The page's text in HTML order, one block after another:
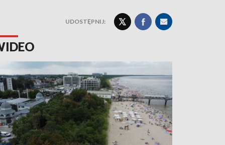
UDOSTĘPNIJ: